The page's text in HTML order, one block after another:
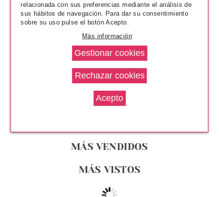
THIERRY MUGLER
MUGLER ANGEL ELIXIR EDP 50
ML VP + EDP 10 ML SET
REGALO
76.30€
MÁS VENDIDOS
MÁS VISTOS
relacionada con sus preferencias mediante el análisis de
sus hábitos de navegación. Para dar su consentimiento
sobre su uso pulse el botón Acepto.
Más información